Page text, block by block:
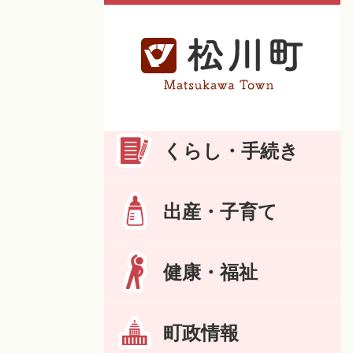
くらし・手続き
出産・子育て
健康・福祉
町政情報